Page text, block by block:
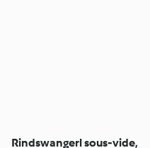
Rindswangerl sous-vide,